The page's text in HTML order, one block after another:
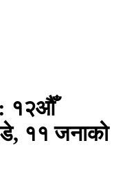
: १२औँ
११ जनाको